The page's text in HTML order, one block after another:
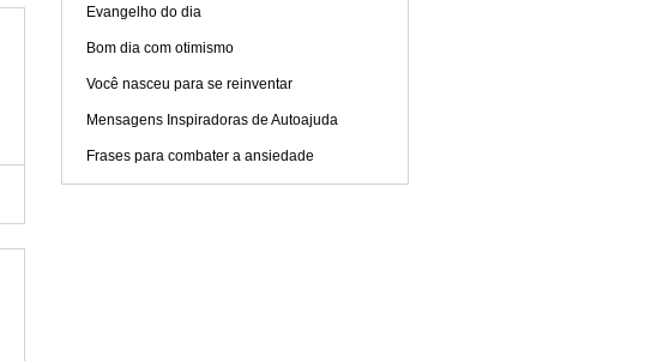
Evangelho do dia
Bom dia com otimismo
Você nasceu para se reinventar
Mensagens Inspiradoras de Autoajuda
Frases para combater a ansiedade